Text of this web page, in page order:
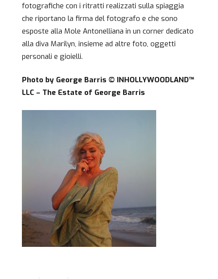
fotografiche con i ritratti realizzati sulla spiaggia
che riportano la firma del fotografo e che sono
esposte alla Mole Antonelliana in un corner dedicato
alla diva Marilyn, insieme ad altre foto, oggetti
personali e gioielli.
Photo by George Barris © INHOLLYWOODLAND™
LLC – The Estate of George Barris